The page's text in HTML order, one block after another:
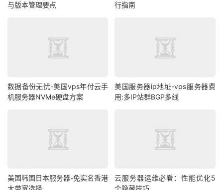
与版本管理要点
行指南
数据备份无忧-美国vps年付云手
机服务器NVMe硬盘方案
美国服务器ip地址-vps服务器费
用:多IP站群BGP多线
美国韩国日本服务器-免实名香港
云服务器运维必看：性能优化5